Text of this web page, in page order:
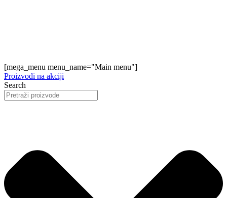
[mega_menu menu_name="Main menu"]
Proizvodi na akciji
Search